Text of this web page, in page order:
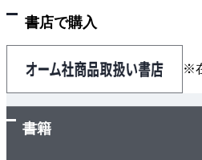
書店で購入
※
書籍